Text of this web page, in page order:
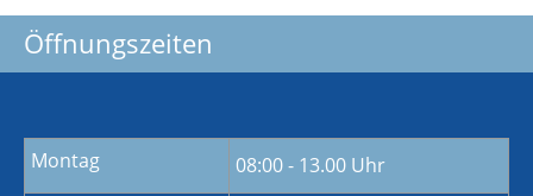
Öffnungszeiten
Montag
08:00 - 13.00 Uhr